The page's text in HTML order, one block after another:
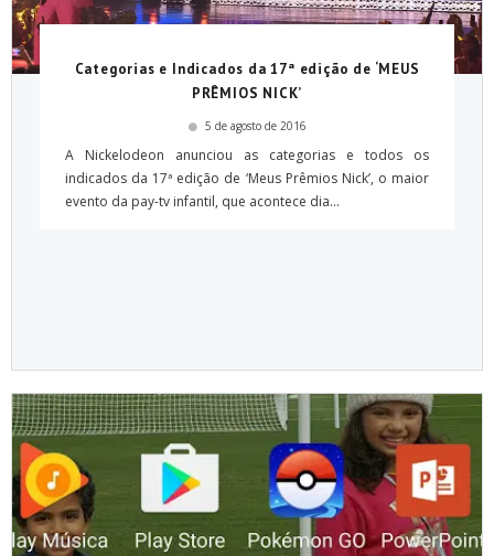
Categorias e Indicados da 17ª edição de ‘MEUS
PRÊMIOS NICK’
5 de agosto de 2016
A Nickelodeon anunciou as categorias e todos os
indicados da 17ª edição de ‘Meus Prêmios Nick’, o maior
evento da pay-tv infantil, que acontece dia...